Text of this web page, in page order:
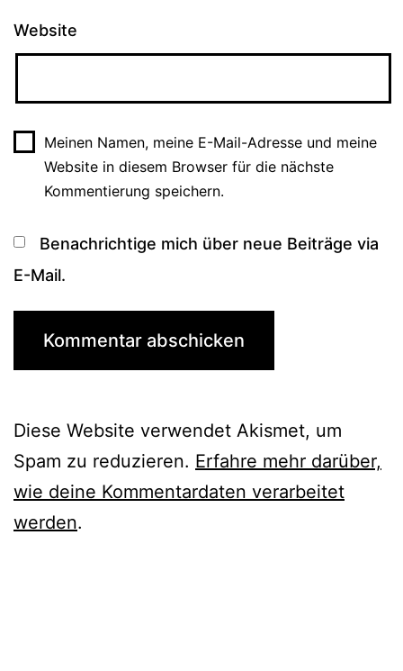
Website
Meinen Namen, meine E-Mail-Adresse und meine
Website in diesem Browser für die nächste
Kommentierung speichern.
Benachrichtige mich über neue Beiträge via
E-Mail.
Diese Website verwendet Akismet, um
Spam zu reduzieren. Erfahre mehr darüber,
wie deine Kommentardaten verarbeitet
werden.